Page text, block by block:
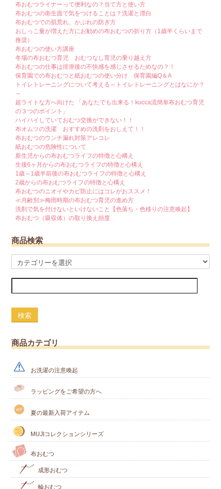
布おむつライナーって便利なの？当て方と使い方
布おむつの衛生面で気をつけることは？洗濯と漂白
布おむつでの肌荒れ、かぶれの防ぎ方
おしっこ量が増えた方にお勧めの布おむつの折り方（1歳半くらいまで
推奨）
布おむつの使い方講座
冬場の布おむつ育児 おむつなし育児の乗り越え方
布おむつの仕事は排泄後の不快感を感じさせるためなの？！
保育園での布おむつと紙おむつの使い分け 保育園編Q＆A
トイレトレーニングについて考える～トイレトレーニングとはなにか？
～
超ライトな方へ向けた 「あなたでも出来る！kucca流簡単布おむつ育児
の３つのポイント」
ハイハイしていておむつ交換ができない！！
布オムツの洗濯 おすすめの洗剤をおしえて！！
布おむつのウンチ漏れ対策アレコレ
紙おむつの危険性について
新生児からの布おむつライフの特徴と心構え
生後6ヶ月からの布おむつライフの特徴と心構え
1歳～1歳半前後の布おむつライフの特徴と心構え
2歳からの布おむつライフの特徴と心構え
布おむつのニオイやカビ防止にはコレがおススメ！
≪月齢別≫梅雨時期の布おむつ育児の進め方
洗剤で気を付けないといけないこと【色落ち・色移りの注意喚起】
布おむつ（吸収体）の取り換え頻度
商品検索
検索
商品カテゴリ
お洗濯の注意喚起
ラッピングをご希望の方へ
夏の最新入荷アイテム
MUJIコレクションシリーズ
布おむつ
成形おむつ
輪おむつ